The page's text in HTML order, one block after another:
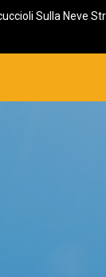
Sulla Neve